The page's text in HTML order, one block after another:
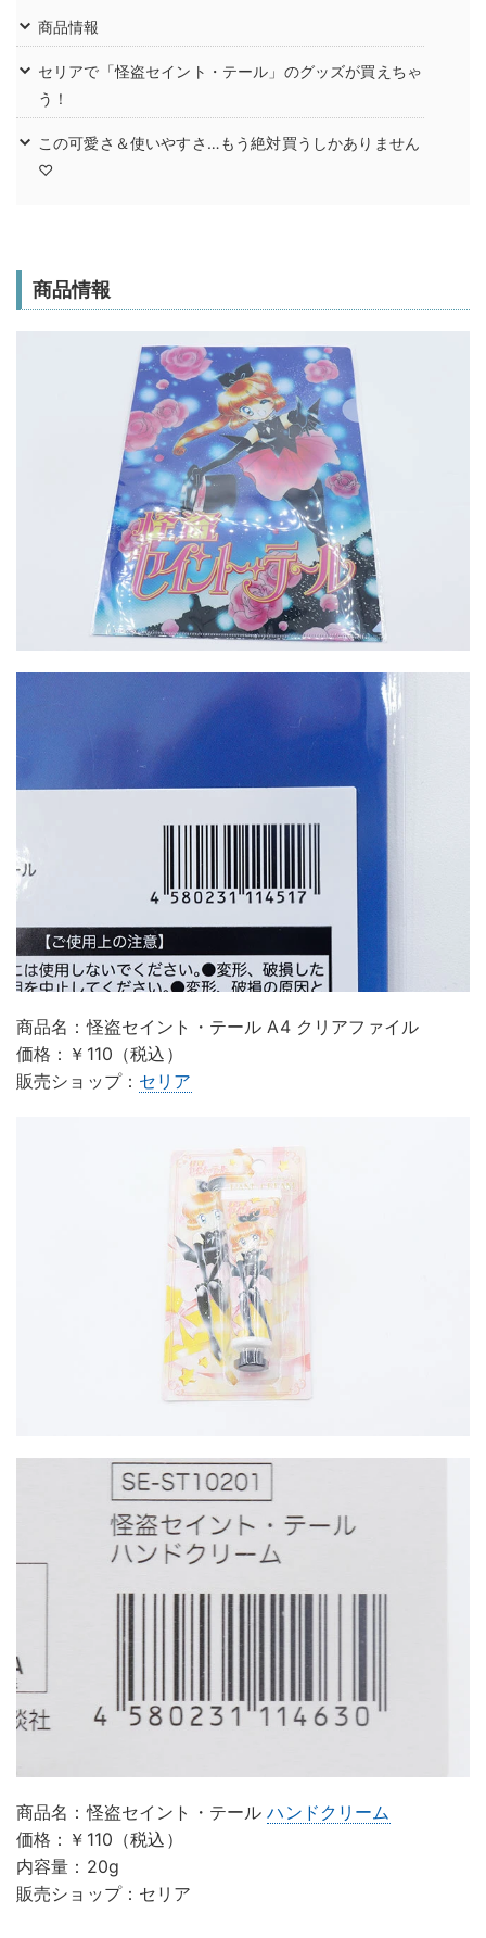
商品情報
セリアで「怪盗セイント・テール」のグッズが買えちゃ
う！
この可愛さ＆使いやすさ…もう絶対買うしかありません
♡
商品情報
商品名：怪盗セイント・テール A4 クリアファイル
価格：￥110（税込）
販売ショップ： セリア
商品名：怪盗セイント・テールハンドクリーム
価格：￥110（税込）
内容量：20g
販売ショップ：セリア